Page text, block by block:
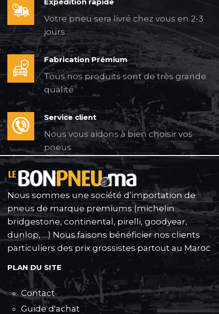
Votre pneu sera livré chez vous en 2-3
jours
Fabrication Prémium
Tous nos produits sont de très grande
qualité
Service client
Nous vous aidons à bien choisir vos
pneus
Nous sommes une société d’importation de
pneus de marque premiums (michelin
bridgestone, continental, pirelli, goodyear,
dunlop, …) Nous faisons bénéficier nos clients
particuliers des prix grossistes partout au Maroc
PLAN DU SITE
Contact
Guide d'achat